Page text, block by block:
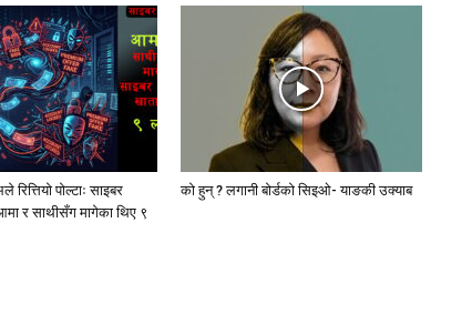
रित्तियो पोल्टाः साइबर
र साथीसँग मागेका थिए ९
को हुन् ? लगानी बोर्डको सिइओ- याङकी उक्याब